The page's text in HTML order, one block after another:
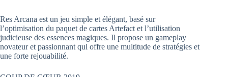
Res Arcana est un jeu simple et élégant, basé sur
l’optimisation du paquet de cartes Artefact et l’utilisation
judicieuse des essences magiques. Il propose un gameplay
novateur et passionnant qui offre une multitude de stratégies et
une forte rejouabilité.